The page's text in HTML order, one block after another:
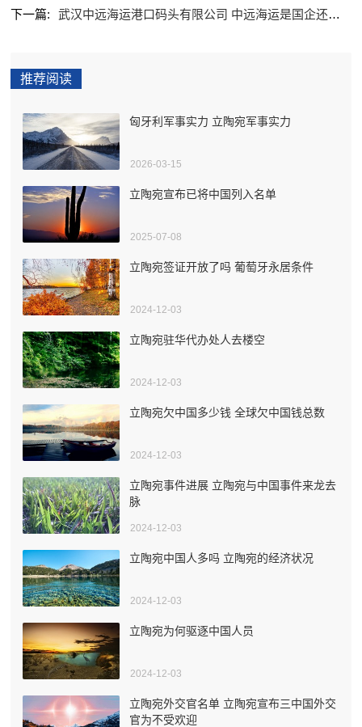
下一篇: 武汉中远海运港口码头有限公司 中远海运是国企还是央企
推荐阅读
匈牙利军事实力 立陶宛军事实力
2026-03-15
立陶宛宣布已将中国列入名单
2025-07-08
立陶宛签证开放了吗 葡萄牙永居条件
2024-12-03
立陶宛驻华代办处人去楼空
2024-12-03
立陶宛欠中国多少钱 全球欠中国钱总数
2024-12-03
立陶宛事件进展 立陶宛与中国事件来龙去
脉
2024-12-03
立陶宛中国人多吗 立陶宛的经济状况
2024-12-03
立陶宛为何驱逐中国人员
2024-12-03
立陶宛外交官名单 立陶宛宣布三中国外交
官为不受欢迎